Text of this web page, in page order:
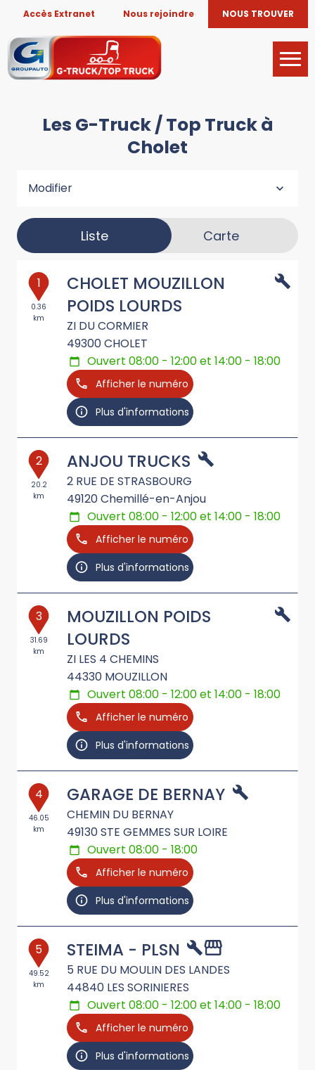
Accès Extranet Nous rejoindre NOUS TROUVER
Les G-Truck / Top Truck à
Cholet
Modifier
Liste Carte
1
0.36
km
CHOLET MOUZILLON
POIDS LOURDS
ZI DU CORMIER
49300CHOLET
Ouvert 08:00 - 12:00 et 14:00 - 18:00
Afficher le numéro
Plus d'informations
2
20.2
km
ANJOU TRUCKS
2 RUE DE STRASBOURG
49120Chemillé-en-Anjou
Ouvert 08:00 - 12:00 et 14:00 - 18:00
Afficher le numéro
Plus d'informations
3
31.69
km
MOUZILLON POIDS
LOURDS
ZI LES 4 CHEMINS
44330 MOUZILLON
Ouvert 08:00 - 12:00 et 14:00 - 18:00
Afficher le numéro
Plus d'informations
4
46.05
km
GARAGE DE BERNAY
CHEMIN DU BERNAY
49130STE GEMMES SUR LOIRE
Ouvert 08:00 - 18:00
Afficher le numéro
Plus d'informations
5
49.52
km
STEIMA - PLSN
5 RUE DU MOULIN DES LANDES
44840 LES SORINIERES
Ouvert 08:00 - 12:00 et 14:00 - 18:00
Afficher le numéro
Plus d'informations